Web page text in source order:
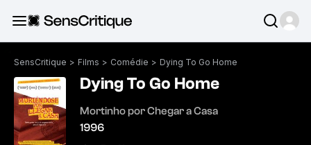
SensCritique > Films > Comédie > Dying To Go Home
Dying To Go Home
Mortinho por Chegar a Casa
1996